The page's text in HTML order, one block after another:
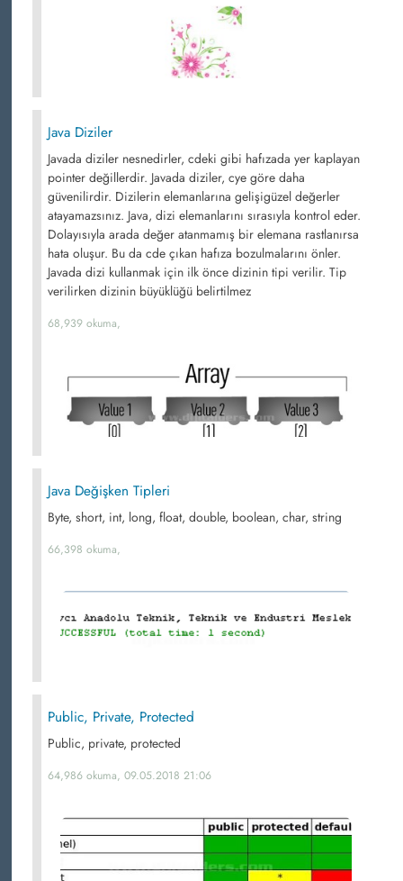
Java Diziler
Javada diziler nesnedirler, cdeki gibi hafızada yer kaplayan
pointer değillerdir. Javada diziler, cye göre daha
güvenilirdir. Dizilerin elemanlarına gelişigüzel değerler
atayamazsınız. Java, dizi elemanlarını sırasıyla kontrol eder.
Dolayısıyla arada değer atanmamış bir elemana rastlanırsa
hata oluşur. Bu da cde çıkan hafıza bozulmalarını önler.
Javada dizi kullanmak için ilk önce dizinin tipi verilir. Tip
verilirken dizinin büyüklüğü belirtilmez
68,939 okuma,
Java Değişken Tipleri
Byte, short, int, long, float, double, boolean, char, string
66,398 okuma,
Public, Private, Protected
Public, private, protected
64,986 okuma, 09.05.2018 21:06